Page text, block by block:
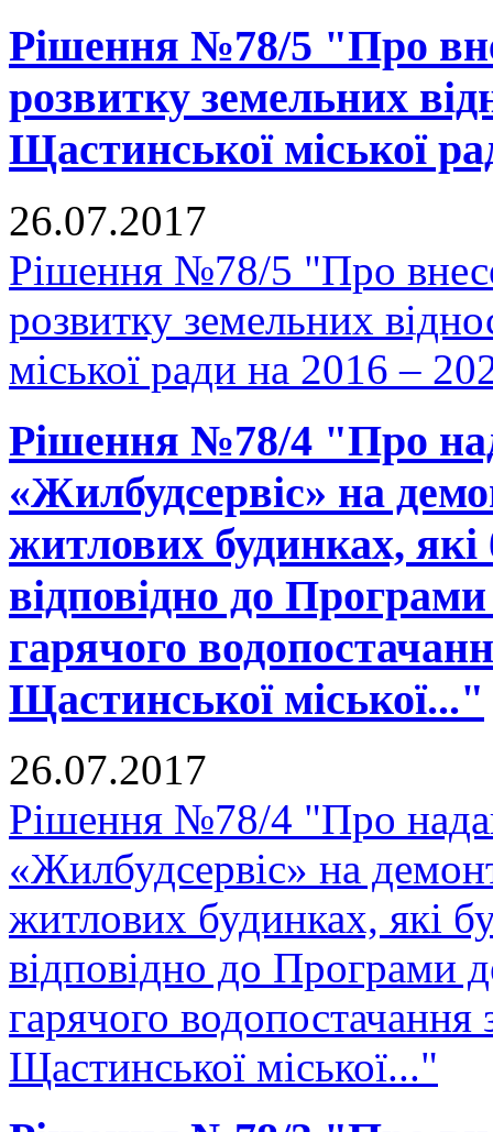
Рішення №78/5 "Про
розвитку земельних
Щастинської міської
26.07.2017
Рішення №78/5 "Про
розвитку земельних
міської ради на 2016 –
Рішення №78/4 "Про
«Жилбудсервіс» на
житлових будинках, які
відповідно до Програми
гарячого
Щастинської міської..."
26.07.2017
Рішення №78/4 "Про
«Жилбудсервіс» на
житлових будинках, які
відповідно до Програми
гарячого
Щастинської міської..."